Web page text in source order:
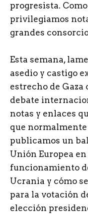
progresista.
privilegiamos
grandes
Esta semana,
asedio y castigo
estrecho de
debate
notas y enlaces
que
publicamos un
Unión Europea
funcionamiento
Ucrania y cómo
para la votación
elección